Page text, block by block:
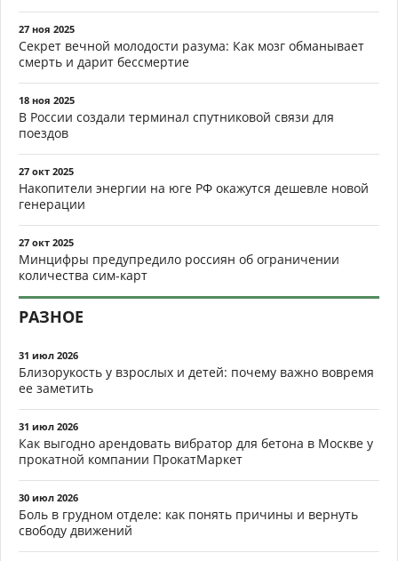
27 ноя 2025
Секрет вечной молодости разума: Как мозг обманывает
смерть и дарит бессмертие
18 ноя 2025
В России создали терминал спутниковой связи для
поездов
27 окт 2025
Накопители энергии на юге РФ окажутся дешевле новой
генерации
27 окт 2025
Минцифры предупредило россиян об ограничении
количества сим-карт
РАЗНОЕ
31 июл 2026
Близорукость у взрослых и детей: почему важно вовремя
ее заметить
31 июл 2026
Как выгодно арендовать вибратор для бетона в Москве у
прокатной компании ПрокатМаркет
30 июл 2026
Боль в грудном отделе: как понять причины и вернуть
свободу движений